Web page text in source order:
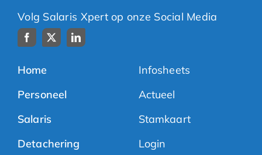
Volg Salaris Xpert op onze Social Media
Home
Personeel
Salaris
Detachering
Infosheets
Actueel
Stamkaart
Login